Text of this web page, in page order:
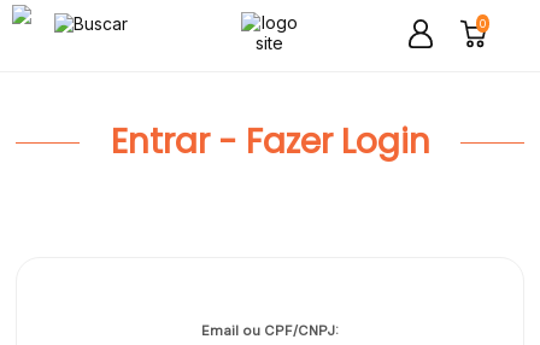
0
Entrar - Fazer Login
Email ou CPF/CNPJ: